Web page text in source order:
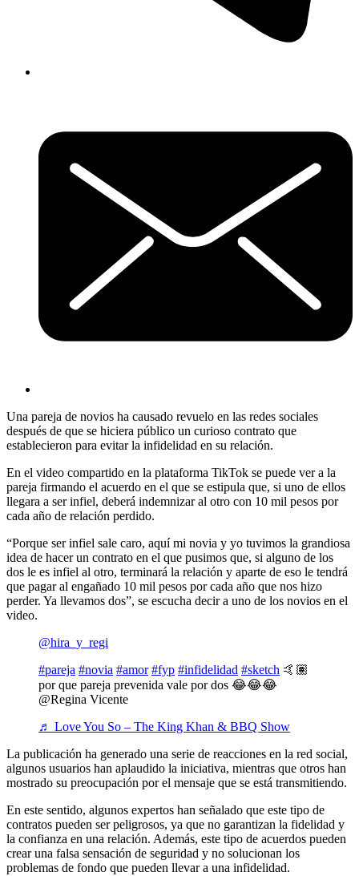
Una pareja de novios ha causado revuelo en las redes sociales
después de que se hiciera público un curioso contrato que
establecieron para evitar la infidelidad en su relación.
En el video compartido en la plataforma TikTok se puede ver a la
pareja firmando el acuerdo en el que se estipula que, si uno de ellos
llegara a ser infiel, deberá indemnizar al otro con 10 mil pesos por
cada año de relación perdido.
“Porque ser infiel sale caro, aquí mi novia y yo tuvimos la grandiosa
idea de hacer un contrato en el que pusimos que, si alguno de los
dos le es infiel al otro, terminará la relación y aparte de eso le tendrá
que pagar al engañado 10 mil pesos por cada año que nos hizo
perder. Ya llevamos dos”, se escucha decir a uno de los novios en el
video.
@hira_y_regi
#pareja #novia #amor #fyp #infidelidad #sketch 🤙🏽
por que pareja prevenida vale por dos 😂😂😂
@Regina Vicente
♬ Love You So – The King Khan & BBQ Show
La publicación ha generado una serie de reacciones en la red social,
algunos usuarios han aplaudido la iniciativa, mientras que otros han
mostrado su preocupación por el mensaje que se está transmitiendo.
En este sentido, algunos expertos han señalado que este tipo de
contratos pueden ser peligrosos, ya que no garantizan la fidelidad y
la confianza en una relación. Además, este tipo de acuerdos pueden
crear una falsa sensación de seguridad y no solucionan los
problemas de fondo que pueden llevar a una infidelidad.